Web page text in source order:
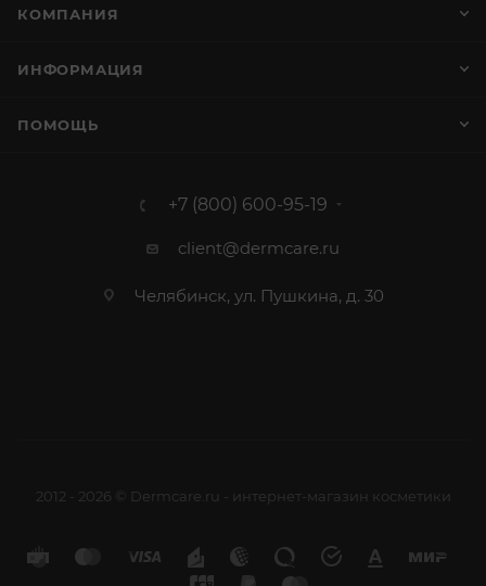
КОМПАНИЯ
ИНФОРМАЦИЯ
ПОМОЩЬ
+7 (800) 600-95-19
client@dermcare.ru
Челябинск, ул. Пушкина, д. 30
2012 - 2026 © Dermcare.ru - интернет-магазин косметики